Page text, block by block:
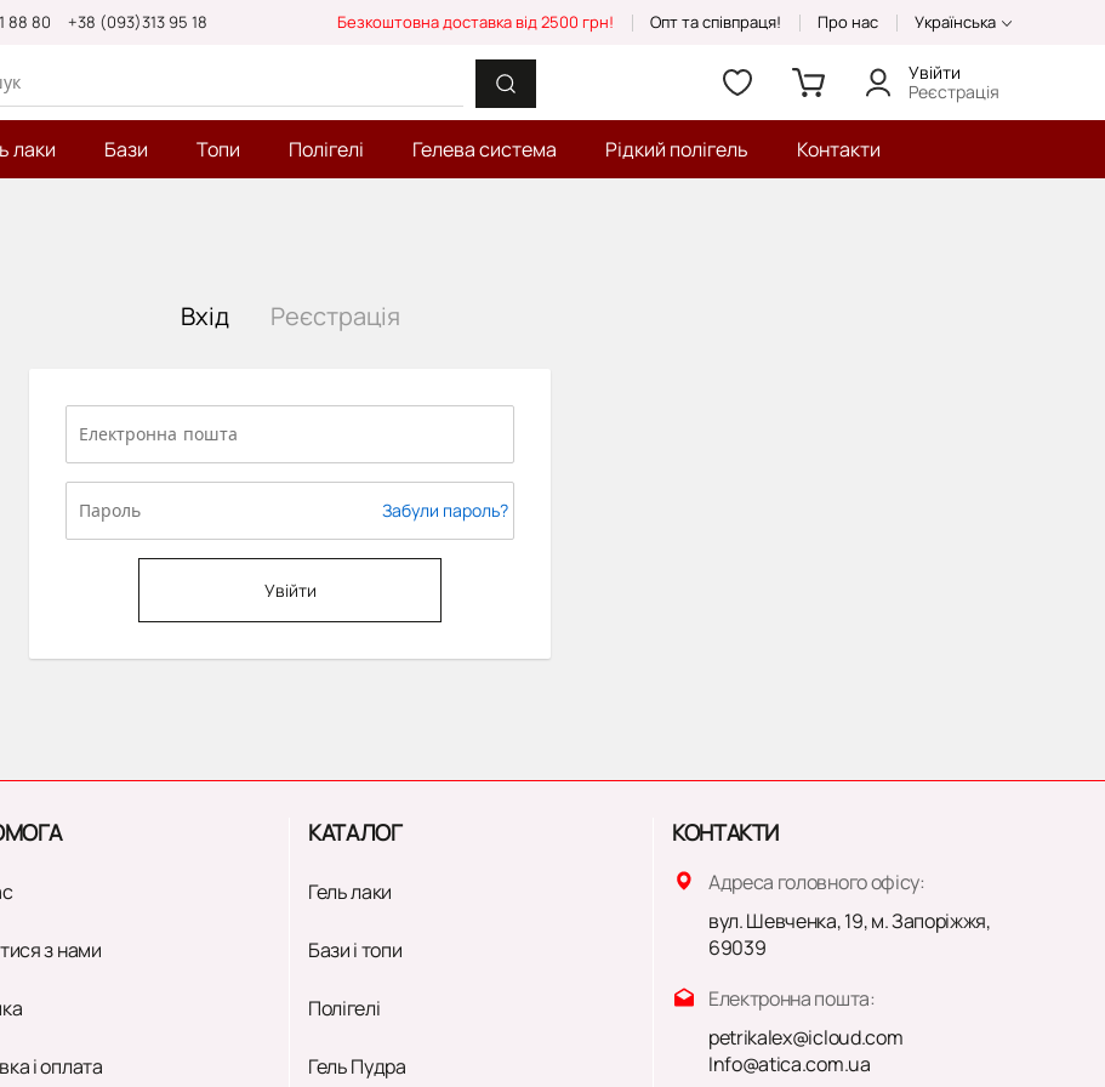
88 80 +38 (093)313 95 18 Безкоштовна доставка від 2500 грн! Опт та співпраця! Про нас Українська
Увійти
Реєстрація
лаки Бази Топи Полігелі Гелева система Рідкий полігель Контакти
Вхід Реєстрація
Забули пароль?
Увійти
з нами
і оплата
КАТАЛОГ
Гель лаки
Бази і топи
Полігелі
Гель Пудра
КОНТАКТИ
Адреса головного офісу:
вул. Шевченка, 19, м. Запоріжжя,
69039
Електронна пошта:
petrikalex@icloud.com
Info@atica.com.ua